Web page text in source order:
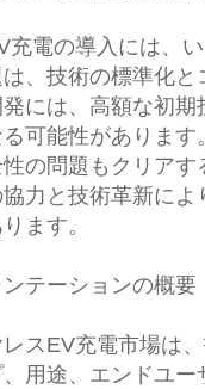
充電の導入には、
、技術の標準化
には、高額な初
可能性がありま
の問題もクリア
力と技術革新に
ます。
テーションの概要
レスEV充電市場は
、用途、エンドユ